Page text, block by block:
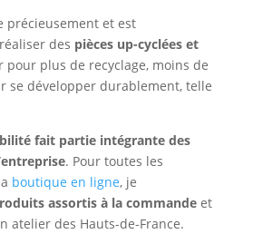
précieusement et est
des pièces up-cyclées et
pour plus de recyclage, moins de
se développer durablement, telle
fait partie intégrante des
. Pour toutes les
boutique en ligne, je
assortis à la commandeet
atelier des Hauts-de-France.